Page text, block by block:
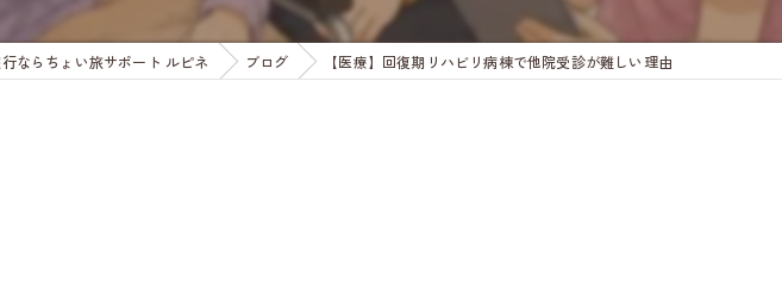
ならちょい旅サポート ルピネ ブログ 【医療】回復期リハビリ病棟で他院受診が難しい理由